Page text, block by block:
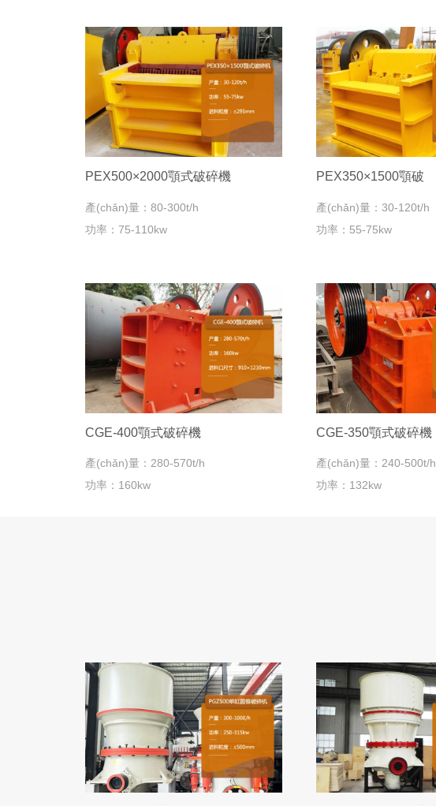
PEX500×2000顎式破碎機
產(chǎn)量：80-300t/h
功率：75-110kw
PEX350×1500顎破
產(chǎn)量：30-120t/h
功率：55-75kw
CGE-400顎式破碎機
產(chǎn)量：280-570t/h
功率：160kw
CGE-350顎式破碎機
產(chǎn)量：240-500t/h
功率：132kw